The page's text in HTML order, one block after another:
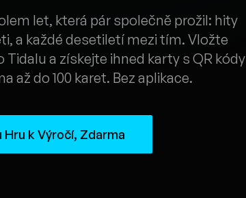
let, která pár společně prožil: hity
a každé desetiletí mezi tím. Vložte
a získejte ihned karty s QR kódy
až do 100 karet. Bez aplikace.
k Výročí, Zdarma